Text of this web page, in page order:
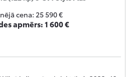
cena: 25 590 €
apmērs:1 600 €